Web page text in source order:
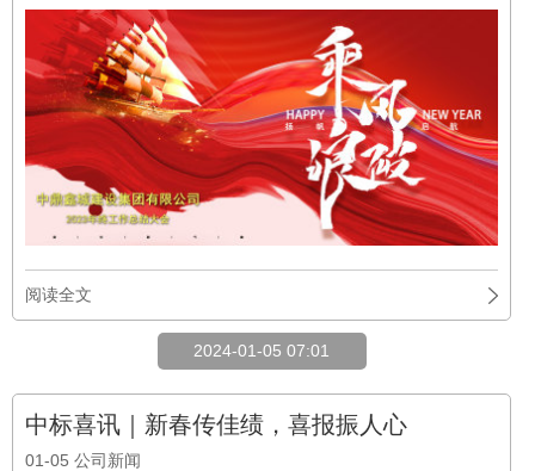
阅读全文
2024-01-05 07:01
中标喜讯｜新春传佳绩，喜报振人心
01-05 公司新闻